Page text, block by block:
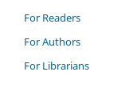
For Readers
For Authors
For Librarians